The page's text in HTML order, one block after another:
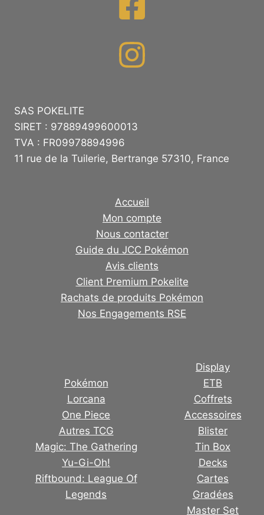
SAS POKELITE
SIRET : 97889499600013
TVA : FR09978894996
11 rue de la Tuilerie, Bertrange 57310, France
Accueil
Mon compte
Nous contacter
Guide du JCC Pokémon
Avis clients
Client Premium Pokelite
Rachats de produits Pokémon
Nos Engagements RSE
Pokémon
Lorcana
One Piece
Autres TCG
Magic: The Gathering
Yu-Gi-Oh!
Riftbound: League Of
Legends
Display
ETB
Coffrets
Accessoires
Blister
Tin Box
Decks
Cartes
Gradées
Master Set